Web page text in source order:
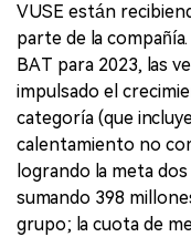
VUSE están
parte de la
BAT para 2023, las
impulsado el
categoría (que
calentamiento no
logrando la meta
sumando 398
grupo; la cuota de